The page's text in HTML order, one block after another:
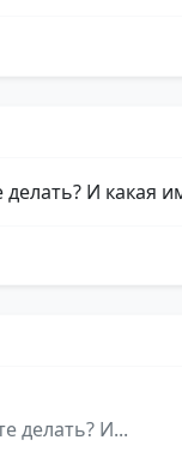
И какая
делать? И...